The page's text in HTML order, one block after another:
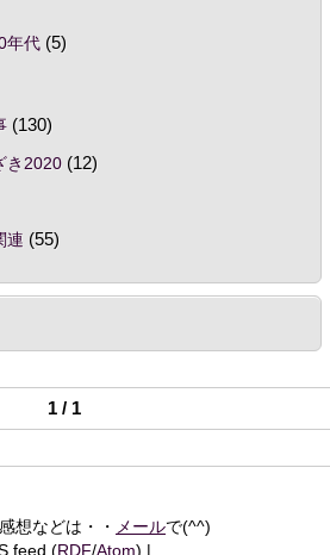
年代(5)
(130)
き2020(12)
連 (55)
1 / 1
想などは・・ メールで(^^)
feed (RDF/Atom)